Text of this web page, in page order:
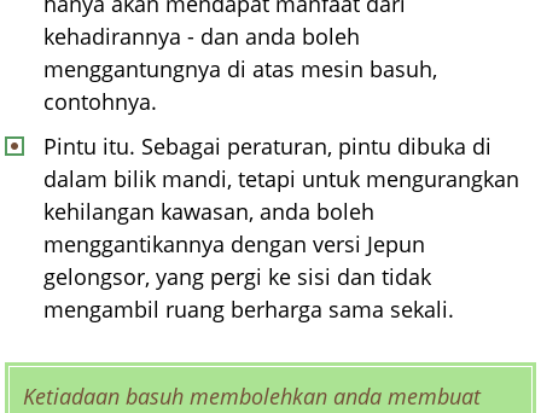
kehadirannya - dan anda boleh
menggantungnya di atas mesin basuh,
contohnya.
Pintu itu. Sebagai peraturan, pintu dibuka di
dalam bilik mandi, tetapi untuk mengurangkan
kehilangan kawasan, anda boleh
menggantikannya dengan versi Jepun
gelongsor, yang pergi ke sisi dan tidak
mengambil ruang berharga sama sekali.
Ketiadaan basuh membolehkan anda membuat